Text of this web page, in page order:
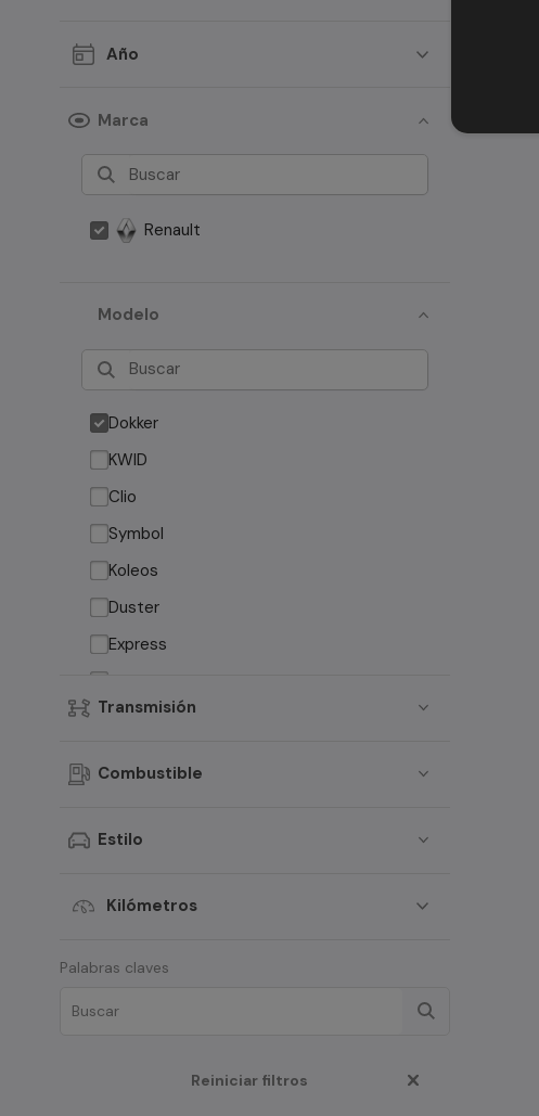
Año
Marca
Renault
Modelo
Dokker
KWID
Clio
Symbol
Koleos
Duster
Express
Arkana
Megane
Transmisión
Combustible
Estilo
Kilómetros
Palabras claves
Reiniciar filtros